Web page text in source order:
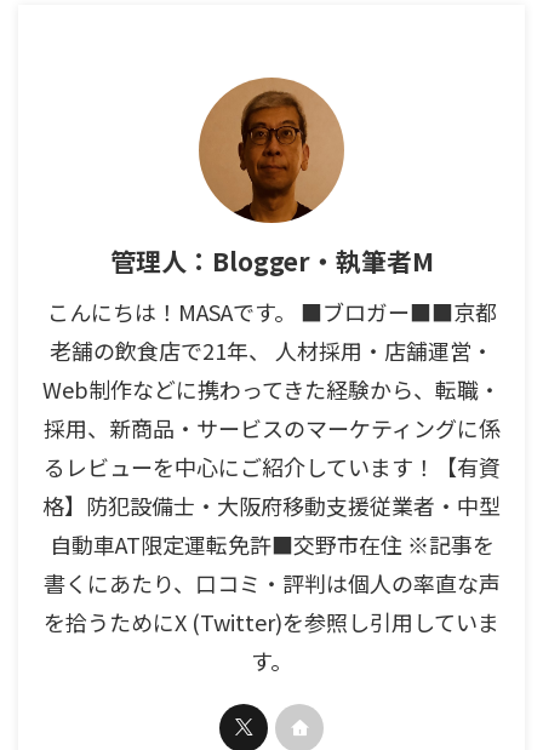
管理人：Blogger・執筆者M
こんにちは！MASAです。 ■ブロガー■■京都
老舗の飲食店で21年、 人材採用・店舗運営・
Web制作などに携わってきた経験から、転職・
採用、新商品・サービスのマーケティングに係
るレビューを中心にご紹介しています！【有資
格】防犯設備士・大阪府移動支援従業者・中型
自動車AT限定運転免許■交野市在住 ※記事を
書くにあたり、口コミ・評判は個人の率直な声
を拾うためにX (Twitter)を参照し引用していま
す。